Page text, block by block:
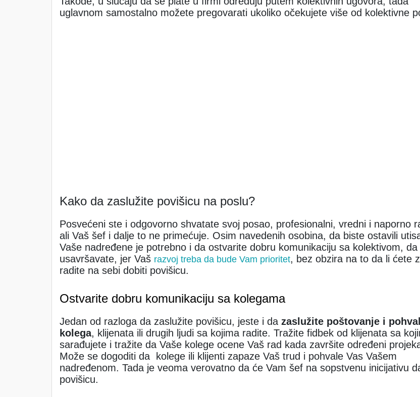
uglavnom samostalno možete pregovarati ukoliko očekujete više od kolektivne
Kako da zaslužite povišicu na poslu?
Posvećeni ste i odgovorno shvatate svoj posao, profesionalni, vredni i naporno
ali Vaš šef i dalje to ne primećuje. Osim navedenih osobina, da biste ostavili
Vaše nadređene je potrebno i da ostvarite dobru komunikaciju sa kolektivom, da
usavršavate, jer Vaš razvoj treba da bude Vam prioritet, bez obzira na to da li ćete
radite na sebi dobiti povišicu.
Ostvarite dobru komunikaciju sa kolegama
Jedan od razloga da zaslužite povišicu, jeste i da zaslužite poštovanje i
kolega, klijenata ili drugih ljudi sa kojima radite. Tražite fidbek od klijenata sa
sarađujete i tražite da Vaše kolege ocene Vaš rad kada završite određeni
Može se dogoditi da kolege ili klijenti zapaze Vaš trud i pohvale Vas Vašem
nadređenom. Tada je veoma verovatno da će Vam šef na sopstvenu inicijativu
povišicu.